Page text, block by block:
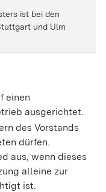
ist bei den
und Ulm
einen
ausgerichtet.
des Vorstands
dürfen.
aus, wenn dieses
alleine zur
ist.